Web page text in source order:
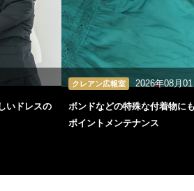
いドレスの
クレアン広報室 2026年08月01
ボンドなどの特殊な付着物に
ポイントメンテナンス